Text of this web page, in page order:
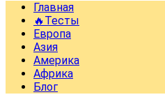
Главная
🔥Тесты
Европа
Азия
Америка
Африка
Блог